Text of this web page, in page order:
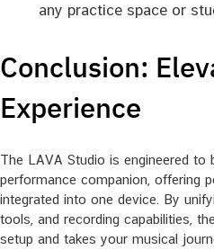
any practice space or
Conclusion:
Experience
The LAVA Studio is engineered to
performance companion, offering
integrated into one device. By
tools, and recording capabilities,
setup and takes your musical